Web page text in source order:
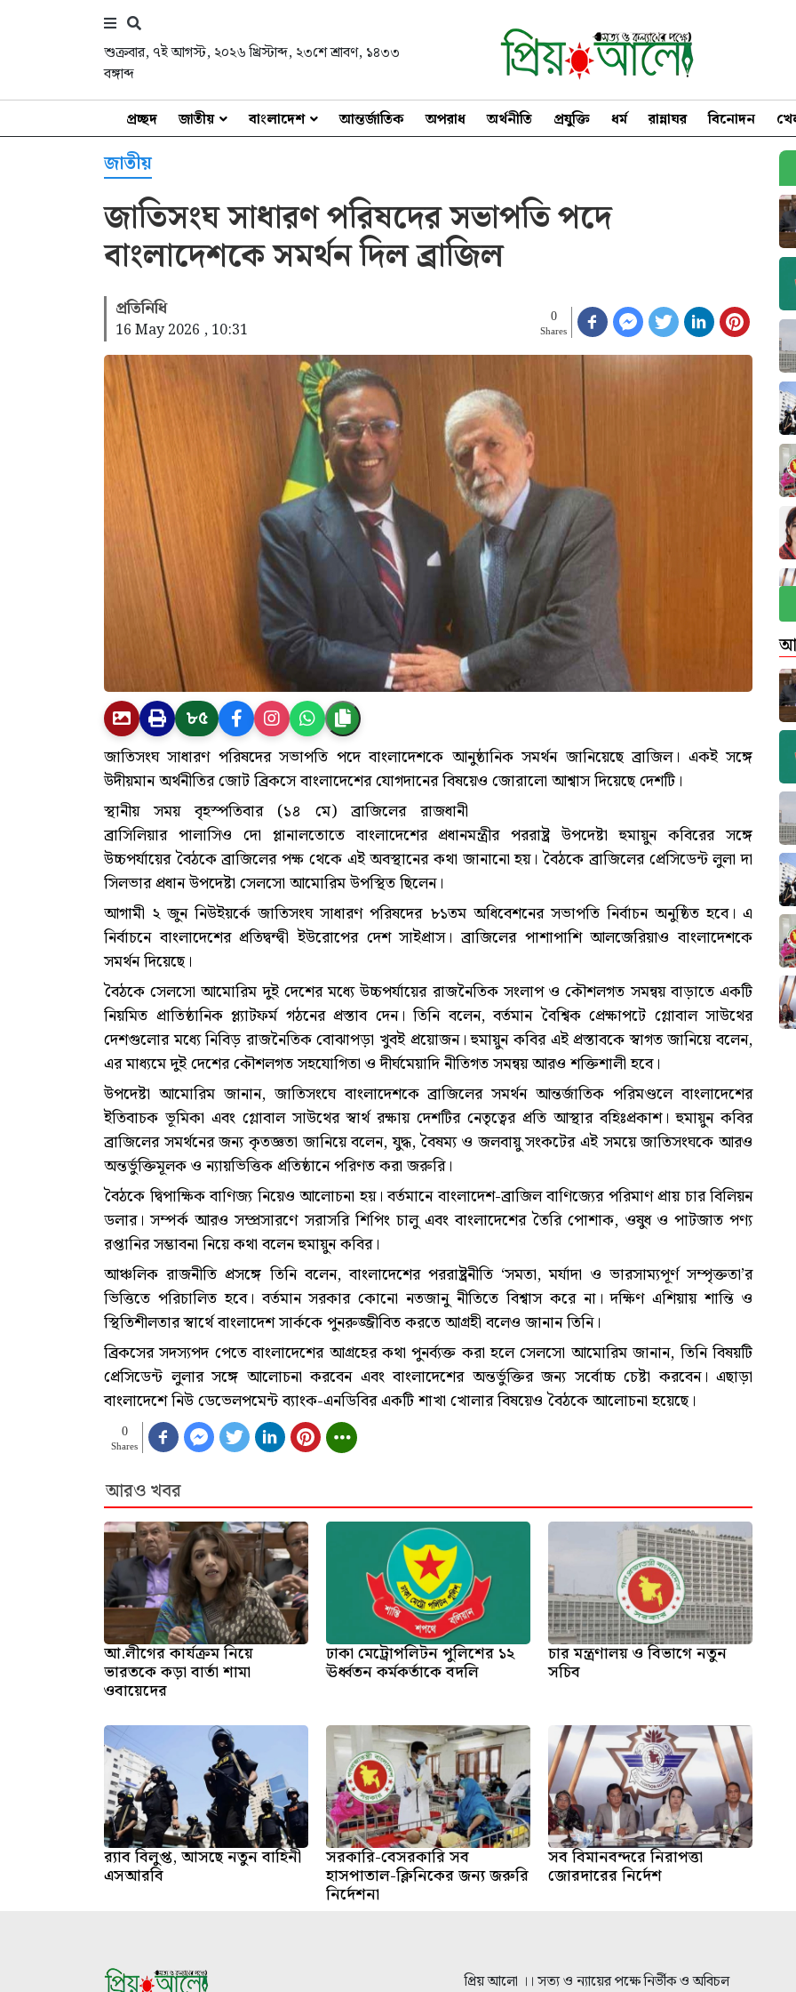
শুক্রবার, ৭ই আগস্ট, ২০২৬ খ্রিস্টাব্দ, ২৩শে শ্রাবণ, ১৪৩৩
বঙ্গাব্দ
প্রচ্ছদ জাতীয় বাংলাদেশ আন্তর্জাতিক অপরাধ অর্থনীতি প্রযুক্তি ধর্ম রান্নাঘর বিনোদন
জাতীয়
জাতিসংঘ সাধারণ পরিষদের সভাপতি পদে
বাংলাদেশকে সমর্থন দিল ব্রাজিল
প্রতিনিধি
16 May 2026 , 10:31
0
Shares
৮৫
জাতিসংঘ সাধারণ পরিষদের সভাপতি পদে বাংলাদেশকে আনুষ্ঠানিক সমর্থন জানিয়েছে ব্রাজিল। একই সঙ্গে
উদীয়মান অর্থনীতির জোট ব্রিকসে বাংলাদেশের যোগদানের বিষয়েও জোরালো আশ্বাস দিয়েছে দেশটি।
স্থানীয় সময় বৃহস্পতিবার (১৪ মে) ব্রাজিলের রাজধানী
ব্রাসিলিয়ার পালাসিও দো প্লানালতোতে বাংলাদেশের প্রধানমন্ত্রীর পররাষ্ট্র উপদেষ্টা হুমায়ুন কবিরের সঙ্গে
উচ্চপর্যায়ের বৈঠকে ব্রাজিলের পক্ষ থেকে এই অবস্থানের কথা জানানো হয়। বৈঠকে ব্রাজিলের প্রেসিডেন্ট লুলা দা
সিলভার প্রধান উপদেষ্টা সেলসো আমোরিম উপস্থিত ছিলেন।
আগামী ২ জুন নিউইয়র্কে জাতিসংঘ সাধারণ পরিষদের ৮১তম অধিবেশনের সভাপতি নির্বাচন অনুষ্ঠিত হবে। এ
নির্বাচনে বাংলাদেশের প্রতিদ্বন্দ্বী ইউরোপের দেশ সাইপ্রাস। ব্রাজিলের পাশাপাশি আলজেরিয়াও বাংলাদেশকে
সমর্থন দিয়েছে।
বৈঠকে সেলসো আমোরিম দুই দেশের মধ্যে উচ্চপর্যায়ের রাজনৈতিক সংলাপ ও কৌশলগত সমন্বয় বাড়াতে একটি
নিয়মিত প্রাতিষ্ঠানিক প্ল্যাটফর্ম গঠনের প্রস্তাব দেন। তিনি বলেন, বর্তমান বৈশ্বিক প্রেক্ষাপটে গ্লোবাল সাউথের
দেশগুলোর মধ্যে নিবিড় রাজনৈতিক বোঝাপড়া খুবই প্রয়োজন। হুমায়ুন কবির এই প্রস্তাবকে স্বাগত জানিয়ে বলেন,
এর মাধ্যমে দুই দেশের কৌশলগত সহযোগিতা ও দীর্ঘমেয়াদি নীতিগত সমন্বয় আরও শক্তিশালী হবে।
উপদেষ্টা আমোরিম জানান, জাতিসংঘে বাংলাদেশকে ব্রাজিলের সমর্থন আন্তর্জাতিক পরিমণ্ডলে বাংলাদেশের
ইতিবাচক ভূমিকা এবং গ্লোবাল সাউথের স্বার্থ রক্ষায় দেশটির নেতৃত্বের প্রতি আস্থার বহিঃপ্রকাশ। হুমায়ুন কবির
ব্রাজিলের সমর্থনের জন্য কৃতজ্ঞতা জানিয়ে বলেন, যুদ্ধ, বৈষম্য ও জলবায়ু সংকটের এই সময়ে জাতিসংঘকে আরও
অন্তর্ভুক্তিমূলক ও ন্যায়ভিত্তিক প্রতিষ্ঠানে পরিণত করা জরুরি।
বৈঠকে দ্বিপাক্ষিক বাণিজ্য নিয়েও আলোচনা হয়। বর্তমানে বাংলাদেশ-ব্রাজিল বাণিজ্যের পরিমাণ প্রায় চার বিলিয়ন
ডলার। সম্পর্ক আরও সম্প্রসারণে সরাসরি শিপিং চালু এবং বাংলাদেশের তৈরি পোশাক, ওষুধ ও পাটজাত পণ্য
রপ্তানির সম্ভাবনা নিয়ে কথা বলেন হুমায়ুন কবির।
আঞ্চলিক রাজনীতি প্রসঙ্গে তিনি বলেন, বাংলাদেশের পররাষ্ট্রনীতি ‘সমতা, মর্যাদা ও ভারসাম্যপূর্ণ সম্পৃক্ততা’র
ভিত্তিতে পরিচালিত হবে। বর্তমান সরকার কোনো নতজানু নীতিতে বিশ্বাস করে না। দক্ষিণ এশিয়ায় শান্তি ও
স্থিতিশীলতার স্বার্থে বাংলাদেশ সার্ককে পুনরুজ্জীবিত করতে আগ্রহী বলেও জানান তিনি।
ব্রিকসের সদস্যপদ পেতে বাংলাদেশের আগ্রহের কথা পুনর্ব্যক্ত করা হলে সেলসো আমোরিম জানান, তিনি বিষয়টি
প্রেসিডেন্ট লুলার সঙ্গে আলোচনা করবেন এবং বাংলাদেশের অন্তর্ভুক্তির জন্য সর্বোচ্চ চেষ্টা করবেন। এছাড়া
বাংলাদেশে নিউ ডেভেলপমেন্ট ব্যাংক-এনডিবির একটি শাখা খোলার বিষয়েও বৈঠকে আলোচনা হয়েছে।
0
Shares
আরও খবর
আ.লীগের কার্যক্রম নিয়ে
ভারতকে কড়া বার্তা শামা
ওবায়েদের
ঢাকা মেট্রোপলিটন পুলিশের ১২
ঊর্ধ্বতন কর্মকর্তাকে বদলি
চার মন্ত্রণালয় ও বিভাগে নতুন
সচিব
র‍্যাব বিলুপ্ত, আসছে নতুন বাহিনী
এসআরবি
সরকারি-বেসরকারি সব
হাসপাতাল-ক্লিনিকের জন্য জরুরি
নির্দেশনা
সব বিমানবন্দরে নিরাপত্তা
জোরদারের নির্দেশ
প্রিয় আলো ।। সত্য ও ন্যায়ের পক্ষে নির্ভীক ও অবিচল